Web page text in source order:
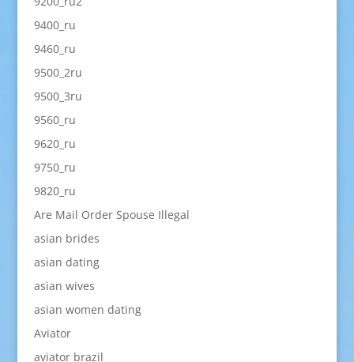
9400_ru
9460_ru
9500_2ru
9500_3ru
9560_ru
9620_ru
9750_ru
9820_ru
Are Mail Order Spouse Illegal
asian brides
asian dating
asian wives
asian women dating
Aviator
aviator brazil